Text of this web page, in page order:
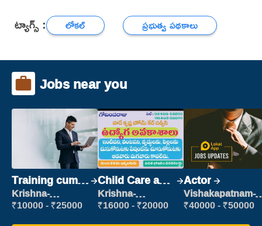
ట్యాగ్స్ : లోకల్ ప్రభుత్వ పథకాలు
Jobs near you
Training cum
Placement
Krishna-
vijayawada
₹10000 - ₹25000
Child Care and
Patient care
Krishna-
vijayawada
₹16000 - ₹20000
Actor
Vishakapatnam-
new
₹40000 - ₹50000